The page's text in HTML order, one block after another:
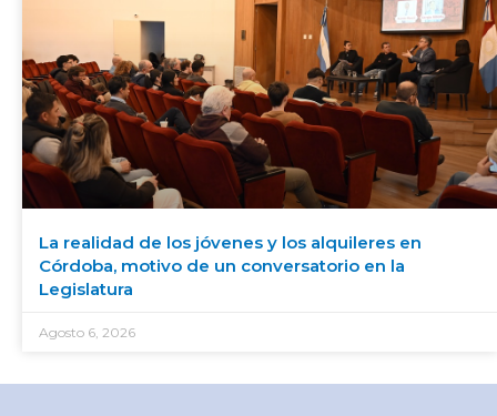
La realidad de los jóvenes y los alquileres en
Córdoba, motivo de un conversatorio en la
Legislatura
Agosto 6, 2026